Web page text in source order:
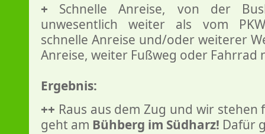
+ Schnelle Anreise, von der
unwesentlich weiter als vom
schnelle Anreise und/oder weiterer
Anreise, weiter Fußweg oder Fahrrad
Ergebnis:
++ Raus aus dem Zug und wir
geht am Bühberg im Südharz! Dafür